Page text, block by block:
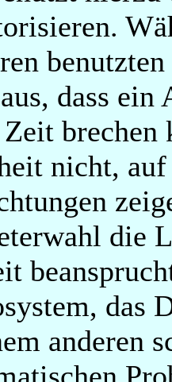
dass
brechen
nicht,
die
das
anderen